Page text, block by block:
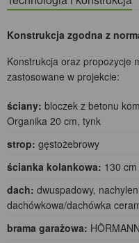
Konstrukcja zgodna z
Konstrukcja oraz propozycje
zastosowane w projekcie:
ściany: bloczek z betonu
Organika 20 cm, tynk
strop: gęstożebrowy
ścianka kolankowa: 130 cm
dach: dwuspadowy,
dachówkowa/dachówka
brama garażowa: HÖRMANN